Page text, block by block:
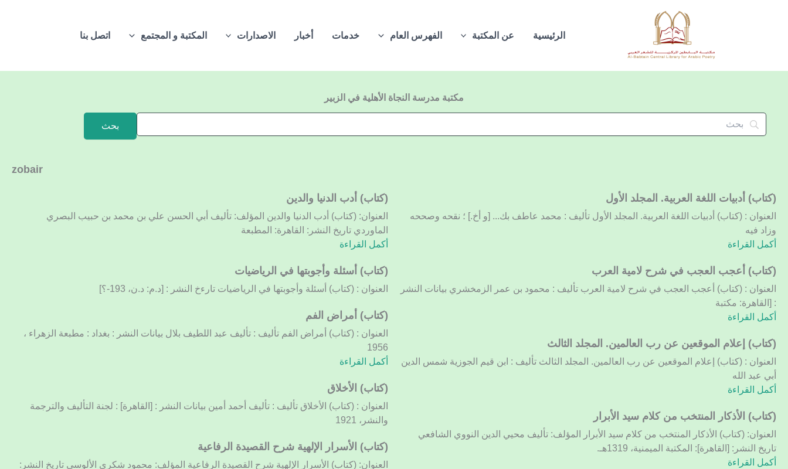
الرئيسية عن المكتبة الفهرس العام خدمات أخبار الاصدارات المكتبة و المجتمع اتصل بنا
مكتبة مدرسة النجاة الأهلية في الزبير
zobair
(كتاب) أدب الدنيا والدين
العنوان: (كتاب) أدب الدنيا والدين المؤلف: تأليف أبي الحسن علي بن محمد بن حبيب البصري
الماوردي تاريخ النشر: القاهرة: المطبعة
أكمل القراءة
(كتاب)
أدب
الدنيا
والدين
(كتاب) أدبيات اللغة العربية. المجلد الأول
العنوان : (كتاب) أدبيات اللغة العربية. المجلد الأول تأليف : محمد عاطف بك... [و أخ.] ؛ نقحه وصححه
وزاد فيه
أكمل القراءة
(كتاب)
أدبيات
الأول
(كتاب) أسئلة وأجوبتها في الرياضيات
العنوان : (كتاب) أسئلة وأجوبتها في الرياضيات تارءخ النشر : [د.م: د.ن، 193-؟]
(كتاب) أعجب العجب في شرح لامية العرب
العنوان : (كتاب) أعجب العجب في شرح لامية العرب تأليف : محمود بن عمر الزمخشري بيانات النشر
: [القاهرة: مكتبة
أكمل القراءة
(كتاب)
أعجب
لامية
(كتاب) أمراض الفم
العنوان : (كتاب) أمراض الفم تأليف : تأليف عبد اللطيف بلال بيانات النشر : بغداد : مطبعة الزهراء ،
1956
أكمل القراءة
(كتاب)
أمراض
(كتاب) إعلام الموقعين عن رب العالمين. المجلد الثالث
العنوان : (كتاب) إعلام الموقعين عن رب العالمين. المجلد الثالث تأليف : ابن قيم الجوزية شمس الدين
أبي عبد الله
أكمل القراءة
(كتاب)
إعلام
الموقعين
العالمين.
المجلد
الثالث
(كتاب) الأخلاق
العنوان : (كتاب) الأخلاق تأليف : تأليف أحمد أمين بيانات النشر : [القاهرة] : لجنة التأليف والترجمة
والنشر، 1921
(كتاب) الأذكار المنتخب من كلام سيد الأبرار
العنوان: (كتاب) الأذكار المنتخب من كلام سيد الأبرار المؤلف: تأليف محيي الدين النووي الشافعي
تاريخ النشر: [القاهرة]: المكتبة الميمنية، 1319هـ.
أكمل القراءة
(كتاب)
الأذكار
المنتخب
(كتاب) الأسرار الإلهية شرح القصيدة الرفاعية
العنوان: (كتاب) الأسرار الإلهية شرح القصيدة الرفاعية المؤلف: محمود شكري الألوسي تاريخ النشر: